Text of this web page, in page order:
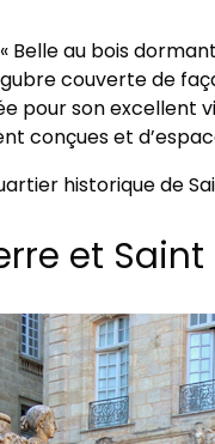
Belle au bois
couverte de
pour son excellent
conçues et
historique de
et